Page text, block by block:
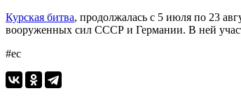
Курская битва, продолжалась с 5 июля по 23
вооруженных сил СССР и Германии. В ней
#ес